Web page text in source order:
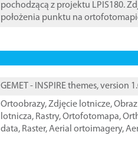
pochodzącą z projektu LPIS180.
położenia punktu na
GEMET - INSPIRE themes, version
Ortoobrazy,Zdjęcie lotnicze,
lotnicza, Rastry,Ortofotomapa,
data, Raster,Aerial ortoimagery,